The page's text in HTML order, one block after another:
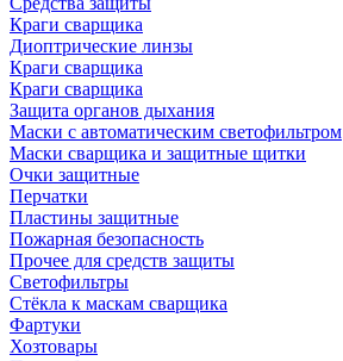
Краги сварщика
Диоптрические линзы
Краги сварщика
Краги сварщика
Защита органов дыхания
Маски с автоматическим светофильтром
Маски сварщика и защитные щитки
Очки защитные
Перчатки
Пластины защитные
Пожарная безопасность
Прочее для средств защиты
Светофильтры
Стёкла к маскам сварщика
Фартуки
Хозтовары